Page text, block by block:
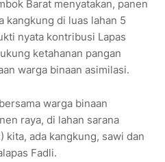
Barat menyatakan, panen
kangkung di luas lahan 5
nyata kontribusi Lapas
ketahanan pangan
warga binaan asimilasi.
warga binaan
raya, di lahan sarana
kita, ada kangkung, sawi dan
Fadli.